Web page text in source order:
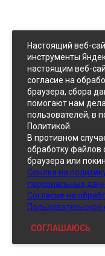
Джинс
Кожзам
Настоящий веб-
инструменты
настоящим веб-
согласие на
браузера, сбора
помогают нам
пользователей, в
Политикой.
В противном
обработку файлов
браузера или
Ссылка на
персональных
Согласие на
СОГЛАШАЮСЬ